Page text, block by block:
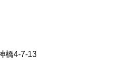
橋4-7-13